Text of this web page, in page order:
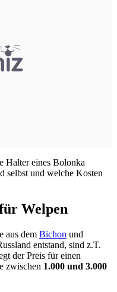
Halter eines Bolonka
selbst und welche Kosten
Welpen
aus dem Bichon und
entstand, sind z.T.
der Preis für einen
zwischen 1.000 und 3.000